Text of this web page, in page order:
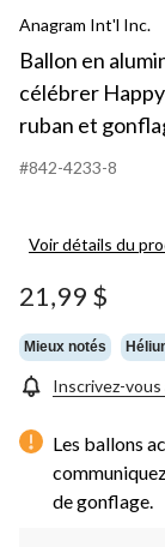
Anagram Int'l Inc.
Ballon en
célébrer
ruban et
#842-4233-8
Voir détails du
21,99 $
Mieux notés
Inscrivez-
Les ballons
de gonflage.